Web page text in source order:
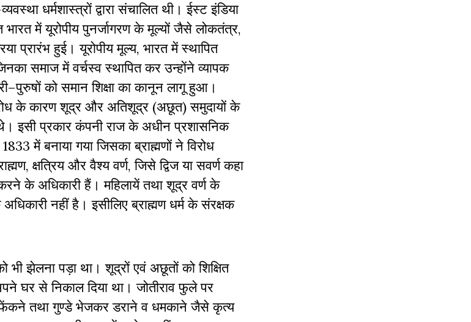
व्यवस्था धर्मशास्त्रों द्वारा संचालित थी। ईस्ट इंडिया
भारत में यूरोपीय पुनर्जागरण के मूल्यों जैसे लोकतंत्र,
प्रारंभ हुई। यूरोपीय मूल्य, भारत में स्थापित
समाज में वर्चस्व स्थापित कर उन्होंने व्यापक
–पुरुषों को समान शिक्षा का कानून लागू हुआ।
के कारण शूद्र और अतिशूद्र (अछूत)समुदायों के
इसी प्रकार कंपनी राज के अधीन प्रशासनिक
1833में बनाया गया जिसका ब्राह्मणों ने विरोध
, क्षत्रिय और वैश्य वर्ण,जिसे द्विज या सवर्ण कहा
के अधिकारी हैं। महिलायें तथा शूद्र वर्ण के
अधिकारी नहीं है। इसीलिए ब्राह्मण धर्म के संरक्षक
भी झेलना पड़ा था। शूद्रों एवं अछूतों को शिक्षित
घर से निकाल दिया था। जोतीराव फुले पर
तथा गुण्डे भेजकर डराने व धमकाने जैसे कृत्य